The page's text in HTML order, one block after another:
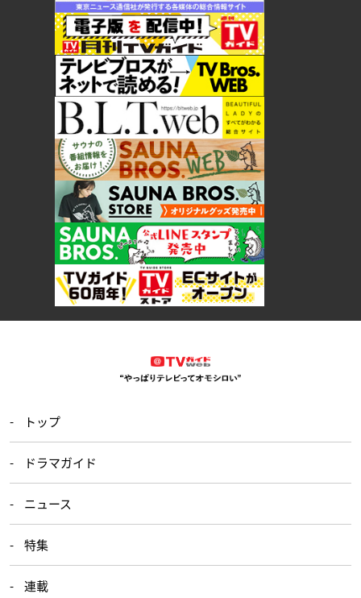
トップ
ドラマガイド
ニュース
特集
連載